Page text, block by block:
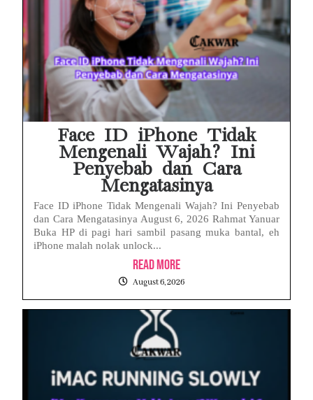
Face ID iPhone Tidak
Mengenali Wajah? Ini
Penyebab dan Cara
Mengatasinya
Face ID iPhone Tidak Mengenali Wajah? Ini Penyebab
dan Cara Mengatasinya August 6, 2026 Rahmat Yanuar
Buka HP di pagi hari sambil pasang muka bantal, eh
iPhone malah nolak unlock...
Read More
August 6, 2026